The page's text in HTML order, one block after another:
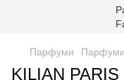
Парфуми
KILIAN